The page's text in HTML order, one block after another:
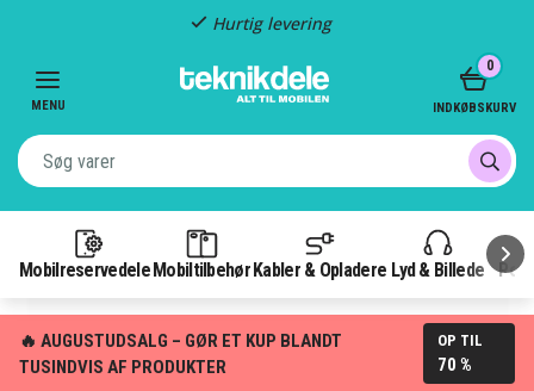
Hurtig levering
MENU
Mobilreservedele Mobiltilbehør Kabler & Opladere Lyd & Billede
0
INDKØBSKURV
🔥 AUGUSTUDSALG – GØR ET KUP BLANDT
TUSINDVIS AF PRODUKTER
OP TIL
70 %